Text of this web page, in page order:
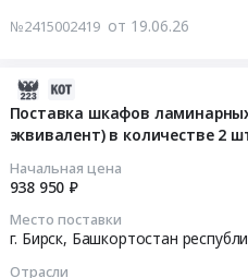
№2415002419 от 19.06.26
Поставка шкафов
эквивалент) в количестве 2
Начальная цена
938 950 ₽
Место поставки
г. Бирск, Башкортостан
Отрасли